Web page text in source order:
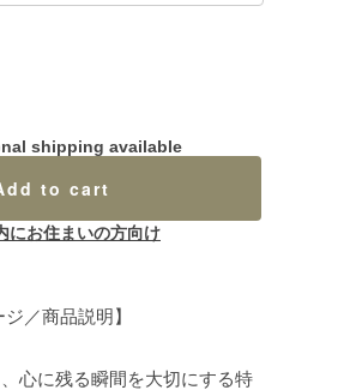
shipping available
to cart
にお住まいの方向け
／商品説明】
心に残る瞬間を大切にする特